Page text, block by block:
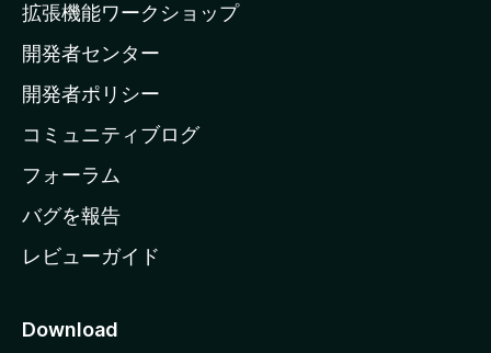
ホ
ー
ム
ー
ジ
へ
拡張機能ワークショップ
開発者センター
開発者ポリシー
コミュニティブログ
フォーラム
バグを報告
レビューガイド
Download